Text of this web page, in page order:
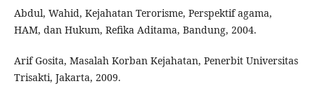
Abdul, Wahid, Kejahatan Terorisme, Perspektif agama,
HAM, dan Hukum, Refika Aditama, Bandung, 2004.
Arif Gosita, Masalah Korban Kejahatan, Penerbit Universitas
Trisakti, Jakarta, 2009.